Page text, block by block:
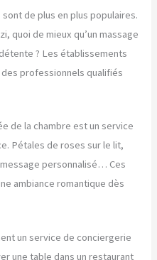
de plus en plus populaires.
quoi de mieux qu’un massage
? Les établissements
professionnels qualifiés
de la chambre est un service
Pétales de roses sur le lit,
personnalisé… Ces
ambiance romantique dès
un service de conciergerie
une table dans un restaurant